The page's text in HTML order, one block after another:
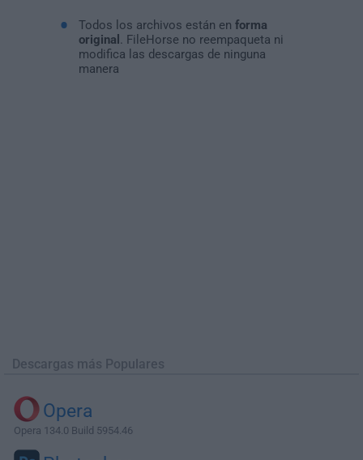
Todos los archivos están en forma
original
. FileHorse no reempaqueta ni
modifica las descargas de ninguna
manera
Descargas más Populares
Opera
Opera 134.0 Build 5954.46